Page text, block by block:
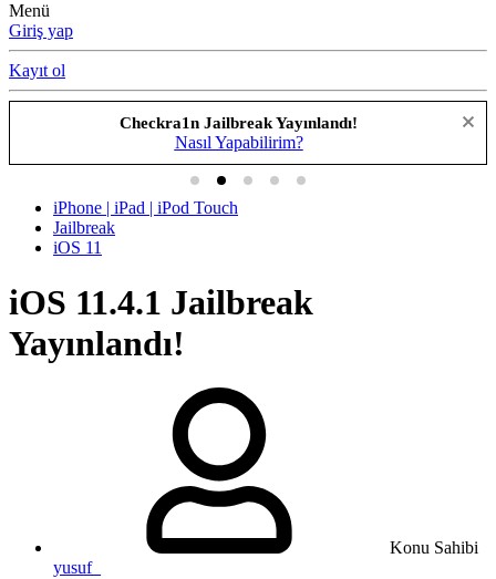
Menü
Giriş yap
Kayıt ol
Checkra1n Jailbreak Yayınlandı!
Nasıl Yapabilirim?
iPhone | iPad | iPod Touch
Jailbreak
iOS 11
iOS 11.4.1 Jailbreak
Yayınlandı!
Konu Sahibi
yusuf_